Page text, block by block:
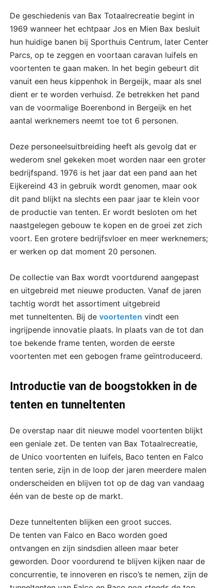
De geschiedenis van Bax Totaalrecreatie begint in
1969 wanneer het echtpaar Jos en Mien Bax besluit
hun huidige banen bij Sporthuis Centrum, later Center
Parcs, op te zeggen en voortaan caravan luifels en
voortenten te gaan maken. In het begin gebeurt dit
vanuit een heus kippenhok in Bergeijk, maar als snel
dient er te worden verhuisd. Ze betrekken het pand
van de voormalige Boerenbond in Bergeijk en het
aantal werknemers neemt toe tot 6 personen.
Deze personeelsuitbreiding heeft als gevolg dat er
wederom snel gekeken moet worden naar een groter
bedrijfspand. 1976 is het jaar dat een pand aan het
Eijkereind 43 in gebruik wordt genomen, maar ook
dit pand blijkt na slechts een paar jaar te klein voor
de productie van tenten. Er wordt besloten om het
naastgelegen gebouw te kopen en de groei zet zich
voort. Een grotere bedrijfsvloer en meer werknemers;
er werken op dat moment 20 personen.
De collectie van Bax wordt voortdurend aangepast
en uitgebreid met nieuwe producten. Vanaf de jaren
tachtig wordt het assortiment uitgebreid
met tunneltenten. Bij de voortenten vindt een
ingrijpende innovatie plaats. In plaats van de tot dan
toe bekende frame tenten, worden de eerste
voortenten met een gebogen frame geïntroduceerd.
Introductie van de boogstokken in de
tenten en tunneltenten
De overstap naar dit nieuwe model voortenten blijkt
een geniale zet. De tenten van Bax Totaalrecreatie,
de Unico voortenten en luifels, Baco tenten en Falco
tenten serie, zijn in de loop der jaren meerdere malen
onderscheiden en blijven tot op de dag van vandaag
één van de beste op de markt.
Deze tunneltenten blijken een groot succes.
De tenten van Falco en Baco worden goed
ontvangen en zijn sindsdien alleen maar beter
geworden. Door voordurend te blijven kijken naar de
concurrentie, te innoveren en risco’s te nemen, zijn de